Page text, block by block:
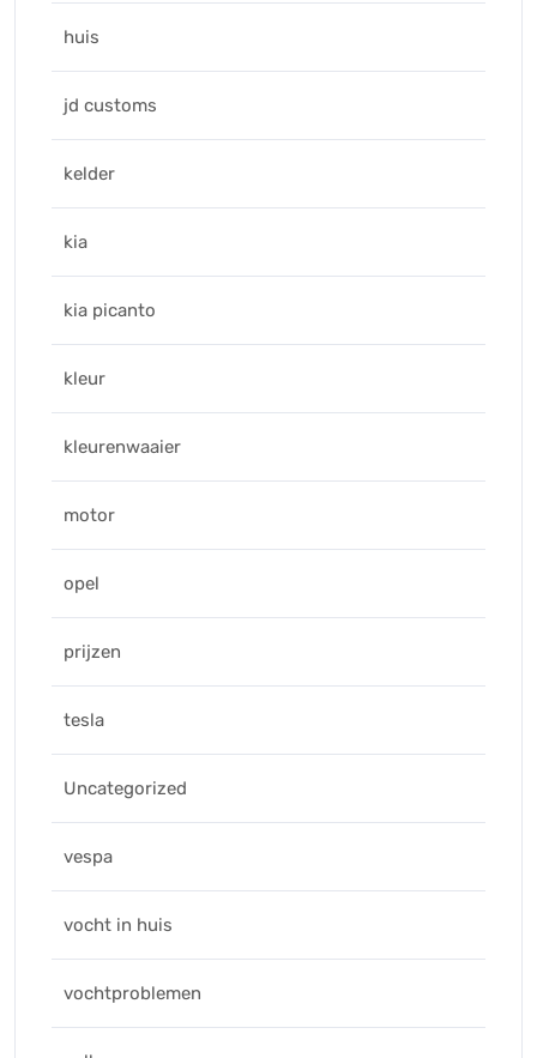
huis
jd customs
kelder
kia
kia picanto
kleur
kleurenwaaier
motor
opel
prijzen
tesla
Uncategorized
vespa
vocht in huis
vochtproblemen